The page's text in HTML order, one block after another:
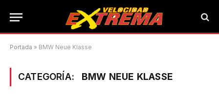
Portada » BMW Neue Klasse
CATEGORÍA: BMW NEUE KLASSE